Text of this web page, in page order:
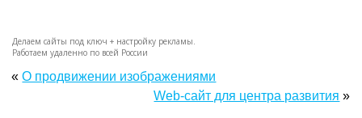
Делаем сайты под ключ + настройку рекламы.
Работаем удаленно по всей России
«О продвижении изображениями
Web-сайт для центра развития »